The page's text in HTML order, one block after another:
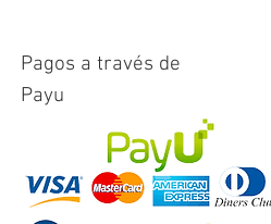
Pagos a través de
Payu